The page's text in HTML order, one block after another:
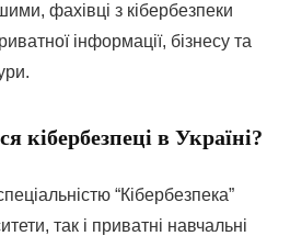
фахівці з кібербезпеки
інформації, бізнесу та
кібербезпеці в Україні?
“Кібербезпека”
так і приватні навчальні